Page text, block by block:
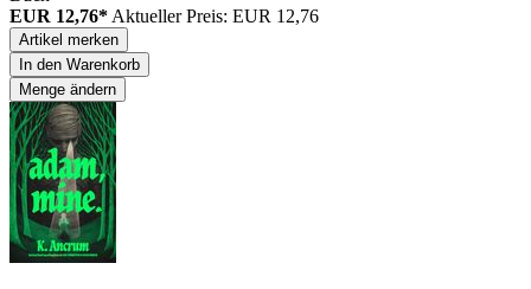
EUR 12,76* Aktueller Preis: EUR 12,76
Artikel merken
In den Warenkorb
Menge ändern